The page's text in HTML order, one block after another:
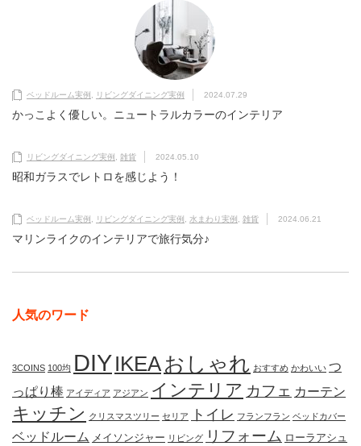
ベッドルーム実例 , リビングダイニング実例 2024.07.29
かっこよく優しい。ニュートラルカラーのインテリア
リビングダイニング実例 , 雑貨 2024.05.10
昭和ガラスでレトロを感じよう！
ベッドルーム実例 , リビングダイニング実例 , 水まわり実例 , 雑貨 2024.06.21
マリンライクのインテリアで旅行気分♪
人気のワード
3COINS 100均 DIYIKEAおしゃれ おすすめ かわいい つ
っぱり棒 アイディア アジアン インテリア カフェ カーテン
キッチン クリスマスツリー セリア トイレ フランフラン ベッドカバー
ベッドルーム メイソンジャー リビング リフォーム ローラアシュ